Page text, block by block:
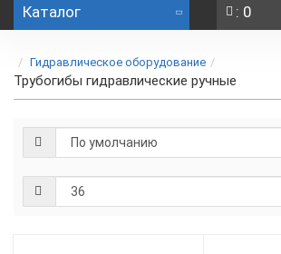
Каталог : 0
Гидравлическое оборудование
Трубогибы гидравлические ручные